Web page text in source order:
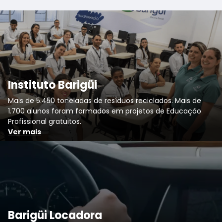
Instituto Barigüi
Mais de 5.450 toneladas de resíduos reciclados. Mais de
1.700 alunos foram formados em projetos de Educação
Profissional gratuitos.
Ver mais
Barigüi Locadora